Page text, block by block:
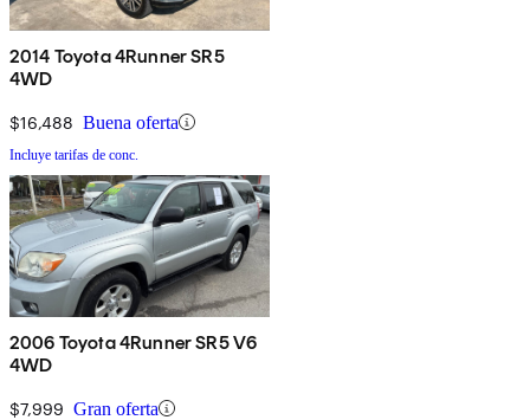
2014 Toyota 4Runner SR5
4WD
$16,488 Buena oferta
Incluye tarifas de conc.
2006 Toyota 4Runner SR5 V6
4WD
$7,999 Gran oferta